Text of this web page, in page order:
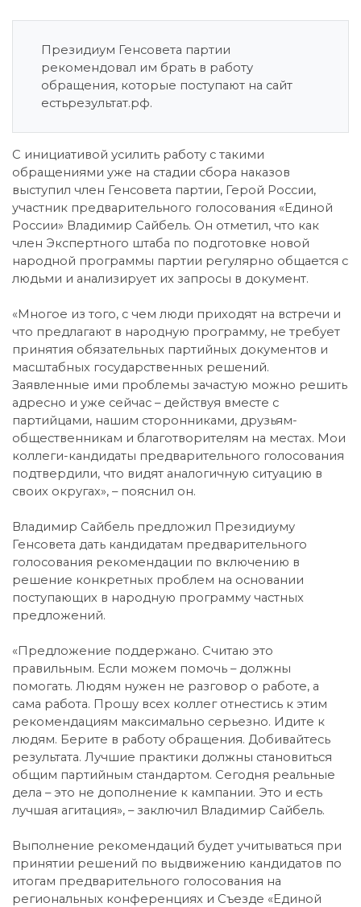
Президиум Генсовета партии
рекомендовал им брать в работу
обращения, которые поступают на сайт
естьрезультат.рф.
С инициативой усилить работу с такими
обращениями уже на стадии сбора наказов
выступил член Генсовета партии, Герой России,
участник предварительного голосования «Единой
России» Владимир Сайбель. Он отметил, что как
член Экспертного штаба по подготовке новой
народной программы партии регулярно общается с
людьми и анализирует их запросы в документ.
«Многое из того, с чем люди приходят на встречи и
что предлагают в народную программу, не требует
принятия обязательных партийных документов и
масштабных государственных решений.
Заявленные ими проблемы зачастую можно решить
адресно и уже сейчас – действуя вместе с
партийцами, нашим сторонниками, друзьям-
общественникам и благотворителям на местах. Мои
коллеги-кандидаты предварительного голосования
подтвердили, что видят аналогичную ситуацию в
своих округах», – пояснил он.
Владимир Сайбель предложил Президиуму
Генсовета дать кандидатам предварительного
голосования рекомендации по включению в
решение конкретных проблем на основании
поступающих в народную программу частных
предложений.
«Предложение поддержано. Считаю это
правильным. Если можем помочь – должны
помогать. Людям нужен не разговор о работе, а
сама работа. Прошу всех коллег отнестись к этим
рекомендациям максимально серьезно. Идите к
людям. Берите в работу обращения. Добивайтесь
результата. Лучшие практики должны становиться
общим партийным стандартом. Сегодня реальные
дела – это не дополнение к кампании. Это и есть
лучшая агитация», – заключил Владимир Сайбель.
Выполнение рекомендаций будет учитываться при
принятии решений по выдвижению кандидатов по
итогам предварительного голосования на
региональных конференциях и Съезде «Единой